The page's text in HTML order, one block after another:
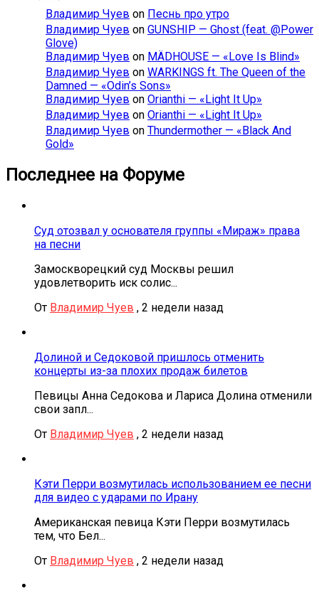
Владимир Чуев on Песнь про утро
Владимир Чуев on GUNSHIP — Ghost (feat. @Power
Glove)
Владимир Чуев on MÄDHOUSE — «Love Is Blind»
Владимир Чуев on WARKINGS ft. The Queen of the
Damned — «Odin’s Sons»
Владимир Чуев on Orianthi — «Light It Up»
Владимир Чуев on Orianthi — «Light It Up»
Владимир Чуев on Thundermother — «Black And
Gold»
Последнее на Форуме
Суд отозвал у основателя группы «Мираж» права
на песни
Замоскворецкий суд Москвы решил
удовлетворить иск солис...
От Владимир Чуев , 2 недели назад
Долиной и Седоковой пришлось отменить
концерты из-за плохих продаж билетов
Певицы Анна Седокова и Лариса Долина отменили
свои запл...
От Владимир Чуев , 2 недели назад
Кэти Перри возмутилась использованием ее песни
для видео с ударами по Ирану
Американская певица Кэти Перри возмутилась
тем, что Бел...
От Владимир Чуев , 2 недели назад